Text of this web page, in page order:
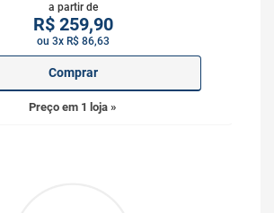
a partir de
R$259,90
ou 3x R$ 86,63
Comprar
Preço em 1 loja »